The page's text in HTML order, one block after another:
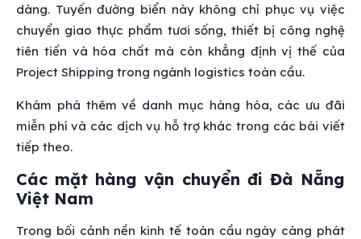
dàng. Tuyến đường biển này không chỉ phục vụ việc
chuyển giao thực phẩm tươi sống, thiết bị công nghệ
tiên tiến và hóa chất mà còn khẳng định vị thế của
Project Shipping trong ngành logistics toàn cầu.
Khám phá thêm về danh mục hàng hóa, các ưu đãi
miễn phí và các dịch vụ hỗ trợ khác trong các bài viết
tiếp theo.
Các mặt hàng vận chuyển đi Đà Nẵng
Việt Nam
Trong bối cảnh nền kinh tế toàn cầu ngày càng phát